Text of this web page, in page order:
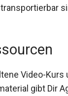
Video-Kurs
gibt Dir